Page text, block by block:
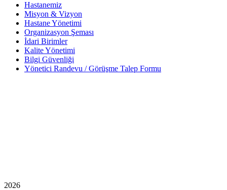
Hastanemiz
Misyon & Vizyon
Hastane Yönetimi
Organizasyon Şeması
İdari Birimler
Kalite Yönetimi
Bilgi Güvenliği
Yönetici Randevu / Görüşme Talep Formu
2026